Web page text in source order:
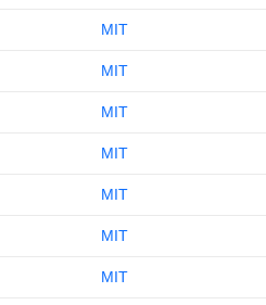
MIT
MIT
MIT
MIT
MIT
MIT
MIT